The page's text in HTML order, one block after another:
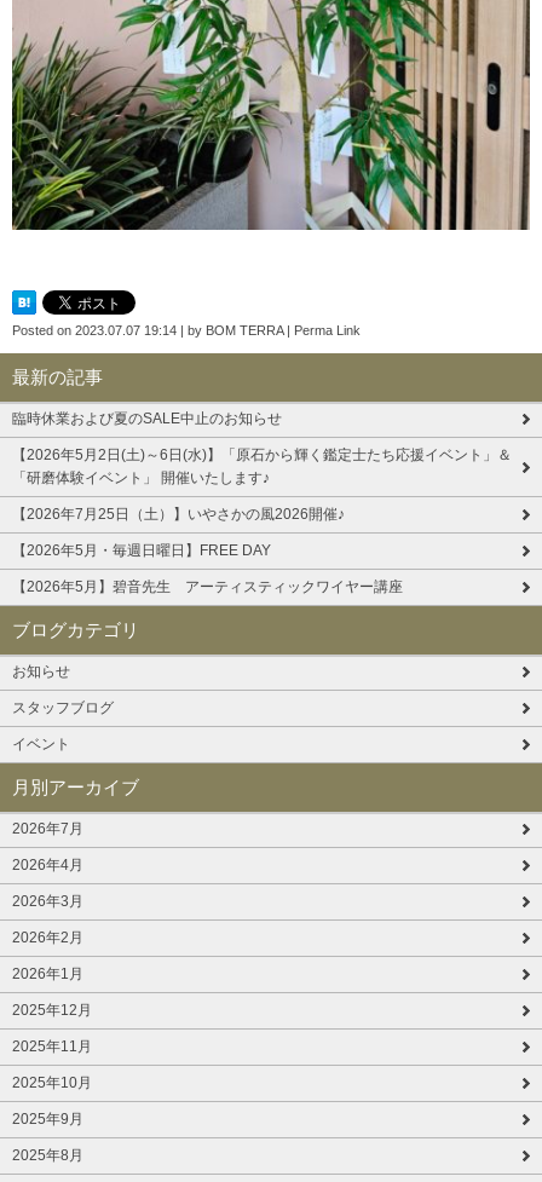
Posted on 2023.07.07 19:14 by BOM TERRA| Perma Link
最新の記事
臨時休業および夏のSALE中止のお知らせ
【2026年5月2日(土)～6日(水)】「原石から輝く鑑定士たち応援イベント」＆
「研磨体験イベント」 開催いたします♪
【2026年7月25日（土）】いやさかの風2026開催♪
【2026年5月・毎週日曜日】FREE DAY
【2026年5月】碧音先生 アーティスティックワイヤー講座
ブログカテゴリ
お知らせ
スタッフブログ
イベント
月別アーカイブ
2026年7月
2026年4月
2026年3月
2026年2月
2026年1月
2025年12月
2025年11月
2025年10月
2025年9月
2025年8月